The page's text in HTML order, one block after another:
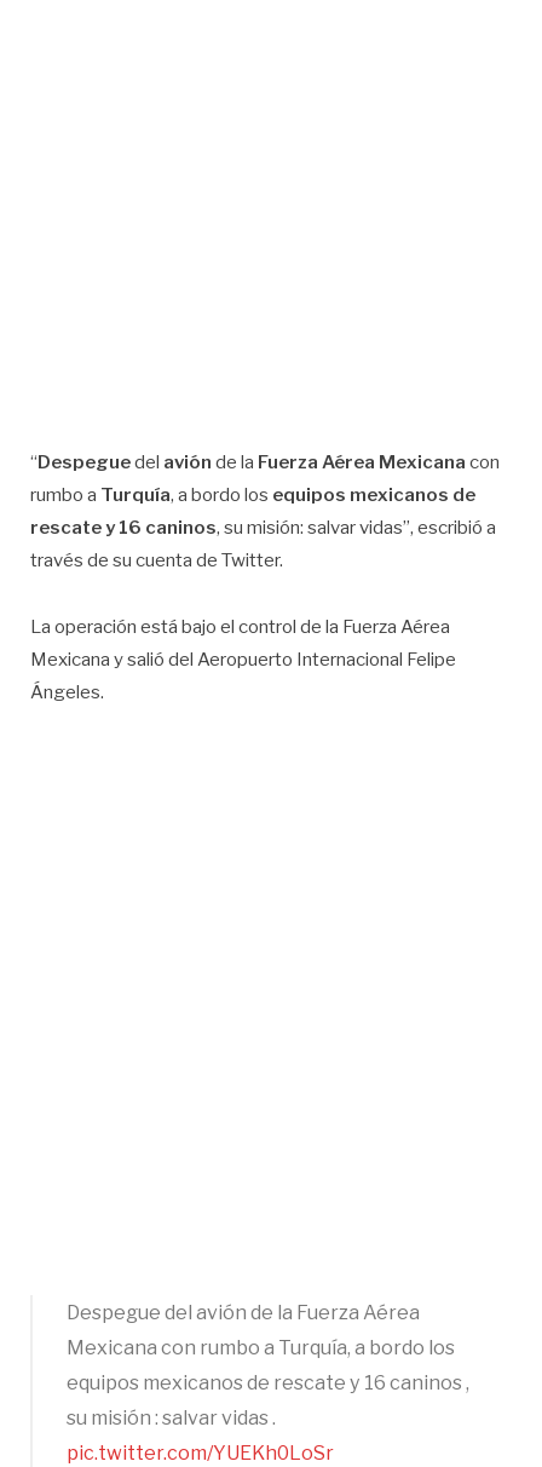
“ Despeguedel avión de la Fuerza Aérea Mexicana con
rumbo a Turquía, a bordo los equipos mexicanos de
rescate y 16 caninos, su misión: salvar vidas”, escribió a
través de su cuenta de Twitter.
La operación está bajo el control de la Fuerza Aérea
Mexicana y salió del Aeropuerto Internacional Felipe
Ángeles.
Despegue del avión de la Fuerza Aérea
Mexicana con rumbo a Turquía, a bordo los
equipos mexicanos de rescate y 16 caninos ,
su misión : salvar vidas .
pic.twitter.com/YUEKh0LoSr